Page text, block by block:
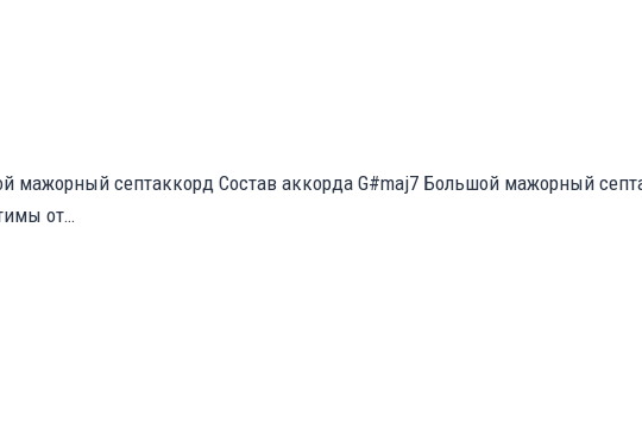
мажорный септаккорд Состав аккорда G#maj7 Большой мажорный
от…